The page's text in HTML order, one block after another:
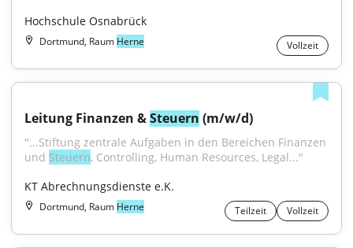
Hochschule Osnabrück
Dortmund, Raum Herne Vollzeit
Leitung Finanzen & Steuern (m/w/d)
"...Stiftung zentrale Aufgaben in den Bereichen Finanzen
und Steuern, Controlling, Human Resources, Legal..."
KT Abrechnungsdienste e.K.
Dortmund, Raum Herne Teilzeit Vollzeit